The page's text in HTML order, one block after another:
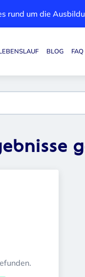
rund um die
BLOG FAQ